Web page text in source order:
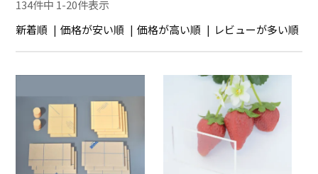
新着順 価格が安い順 価格が高い順 レビューが多い順
134件中 1-20件表示